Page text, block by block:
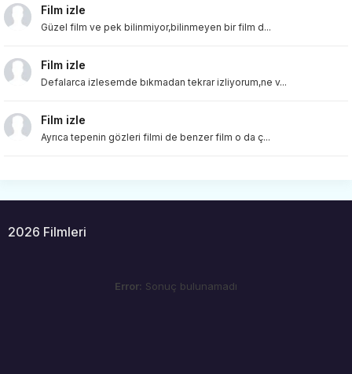
Film izle
Güzel film ve pek bilinmiyor,bilinmeyen bir film d...
Film izle
Defalarca izlesemde bıkmadan tekrar izliyorum,ne v...
Film izle
Ayrıca tepenin gözleri filmi de benzer film o da ç...
2026 Filmleri
Error: Sonuç bulunamadı